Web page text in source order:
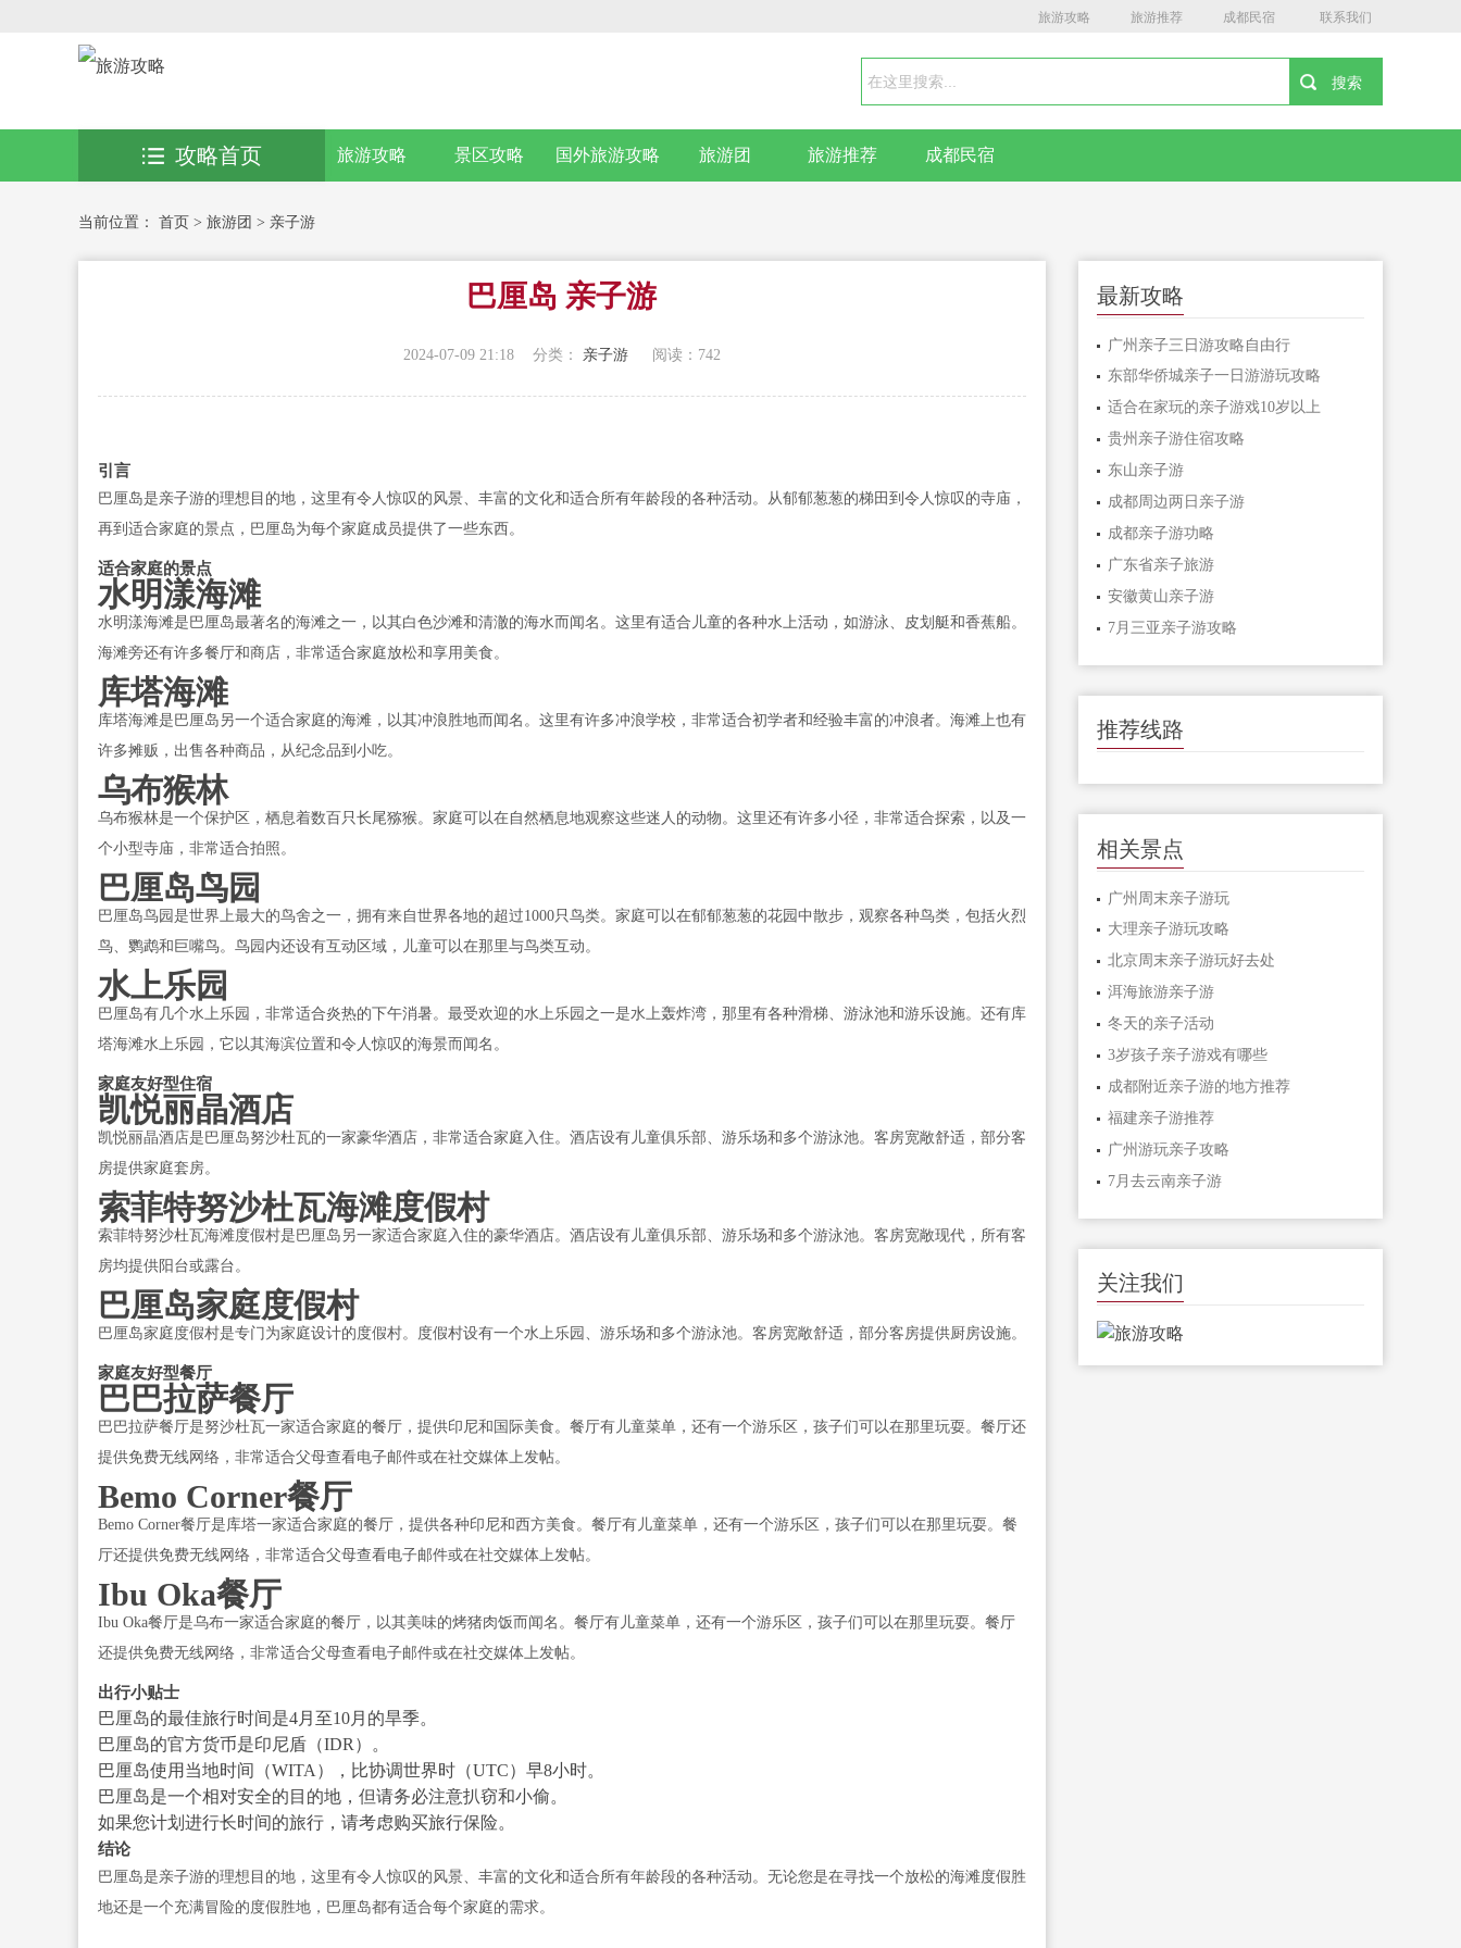
旅游攻略 旅游推荐 成都民宿 联系我们
旅游攻略 景区攻略 国外旅游攻略 旅游团 旅游推荐 成都民宿
攻略首页
当前位置： 首页 > 旅游团 > 亲子游
巴厘岛 亲子游
2024-07-09 21:18 分类： 亲子游 阅读： 742
引言
巴厘岛是亲子游的理想目的地，这里有令人惊叹的风景、丰富的文化和适合所有年龄段的各种活动。从郁郁葱葱的梯田到令人惊叹的寺庙，
再到适合家庭的景点，巴厘岛为每个家庭成员提供了一些东西。
适合家庭的景点
水明漾海滩
水明漾海滩是巴厘岛最著名的海滩之一，以其白色沙滩和清澈的海水而闻名。这里有适合儿童的各种水上活动，如游泳、皮划艇和香蕉船。
海滩旁还有许多餐厅和商店，非常适合家庭放松和享用美食。
库塔海滩
库塔海滩是巴厘岛另一个适合家庭的海滩，以其冲浪胜地而闻名。这里有许多冲浪学校，非常适合初学者和经验丰富的冲浪者。海滩上也有
许多摊贩，出售各种商品，从纪念品到小吃。
乌布猴林
乌布猴林是一个保护区，栖息着数百只长尾猕猴。家庭可以在自然栖息地观察这些迷人的动物。这里还有许多小径，非常适合探索，以及一
个小型寺庙，非常适合拍照。
巴厘岛鸟园
巴厘岛鸟园是世界上最大的鸟舍之一，拥有来自世界各地的超过1000只鸟类。家庭可以在郁郁葱葱的花园中散步，观察各种鸟类，包括火烈
鸟、鹦鹉和巨嘴鸟。鸟园内还设有互动区域，儿童可以在那里与鸟类互动。
水上乐园
巴厘岛有几个水上乐园，非常适合炎热的下午消暑。最受欢迎的水上乐园之一是水上轰炸湾，那里有各种滑梯、游泳池和游乐设施。还有库
塔海滩水上乐园，它以其海滨位置和令人惊叹的海景而闻名。
家庭友好型住宿
凯悦丽晶酒店
凯悦丽晶酒店是巴厘岛努沙杜瓦的一家豪华酒店，非常适合家庭入住。酒店设有儿童俱乐部、游乐场和多个游泳池。客房宽敞舒适，部分客
房提供家庭套房。
索菲特努沙杜瓦海滩度假村
索菲特努沙杜瓦海滩度假村是巴厘岛另一家适合家庭入住的豪华酒店。酒店设有儿童俱乐部、游乐场和多个游泳池。客房宽敞现代，所有客
房均提供阳台或露台。
巴厘岛家庭度假村
巴厘岛家庭度假村是专门为家庭设计的度假村。度假村设有一个水上乐园、游乐场和多个游泳池。客房宽敞舒适，部分客房提供厨房设施。
家庭友好型餐厅
巴巴拉萨餐厅
巴巴拉萨餐厅是努沙杜瓦一家适合家庭的餐厅，提供印尼和国际美食。餐厅有儿童菜单，还有一个游乐区，孩子们可以在那里玩耍。餐厅还
提供免费无线网络，非常适合父母查看电子邮件或在社交媒体上发帖。
Bemo Corner餐厅
Bemo Corner餐厅是库塔一家适合家庭的餐厅，提供各种印尼和西方美食。餐厅有儿童菜单，还有一个游乐区，孩子们可以在那里玩耍。餐
厅还提供免费无线网络，非常适合父母查看电子邮件或在社交媒体上发帖。
Ibu Oka餐厅
Ibu Oka餐厅是乌布一家适合家庭的餐厅，以其美味的烤猪肉饭而闻名。餐厅有儿童菜单，还有一个游乐区，孩子们可以在那里玩耍。餐厅
还提供免费无线网络，非常适合父母查看电子邮件或在社交媒体上发帖。
出行小贴士
巴厘岛的最佳旅行时间是4月至10月的旱季。
巴厘岛的官方货币是印尼盾（IDR）。
巴厘岛使用当地时间（WITA），比协调世界时（UTC）早8小时。
巴厘岛是一个相对安全的目的地，但请务必注意扒窃和小偷。
如果您计划进行长时间的旅行，请考虑购买旅行保险。
结论
巴厘岛是亲子游的理想目的地，这里有令人惊叹的风景、丰富的文化和适合所有年龄段的各种活动。无论您是在寻找一个放松的海滩度假胜
地还是一个充满冒险的度假胜地，巴厘岛都有适合每个家庭的需求。
最新攻略
广州亲子三日游攻略自由行
东部华侨城亲子一日游游玩攻略
适合在家玩的亲子游戏10岁以上
贵州亲子游住宿攻略
东山亲子游
成都周边两日亲子游
成都亲子游功略
广东省亲子旅游
安徽黄山亲子游
7月三亚亲子游攻略
推荐线路
相关景点
广州周末亲子游玩
大理亲子游玩攻略
北京周末亲子游玩好去处
洱海旅游亲子游
冬天的亲子活动
3岁孩子亲子游戏有哪些
成都附近亲子游的地方推荐
福建亲子游推荐
广州游玩亲子攻略
7月去云南亲子游
关注我们